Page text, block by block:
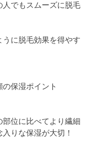
人でもスムーズに脱毛
に脱毛効果を得やす
の保湿ポイント
部位に比べてより繊細
りな保湿が大切！